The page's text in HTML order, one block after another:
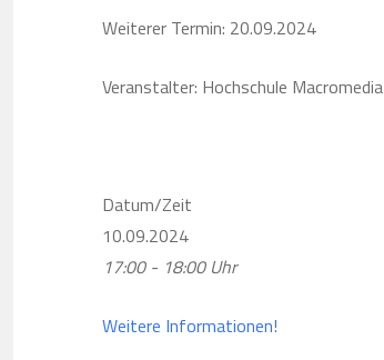
Weiterer Termin: 20.09.2024
Veranstalter: Hochschule Macromedia
Datum/Zeit
10.09.2024
17:00 - 18:00 Uhr
Weitere Informationen!